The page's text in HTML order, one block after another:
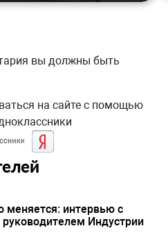
вы должны быть
на сайте с помощью
меняется: интервью с
Индустрии